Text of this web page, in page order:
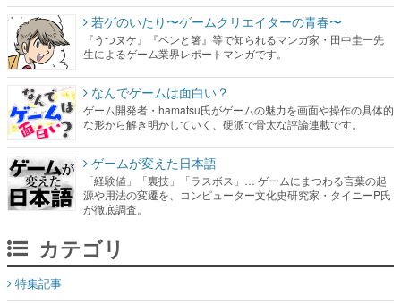
若ゲのいたり〜ゲームクリエイターの青春〜
『うつヌケ』『ペンと箸』等で知られるマンガ家・田中圭一先
生によるゲーム業界レポートマンガです。
なんでゲームは面白い？
ゲーム開発者・hamatsu氏がゲームの魅力を画面や操作の具体的
な形から解き明かしていく、硬派で骨太な評論連載です。
ゲームが変えた日本語
「経験値」「裏技」「ラスボス」… ゲームにまつわる言葉の起
源や用法の変遷を、コンピューター文化史研究家・タイニーP氏
が徹底調査。
カテゴリ
特集記事